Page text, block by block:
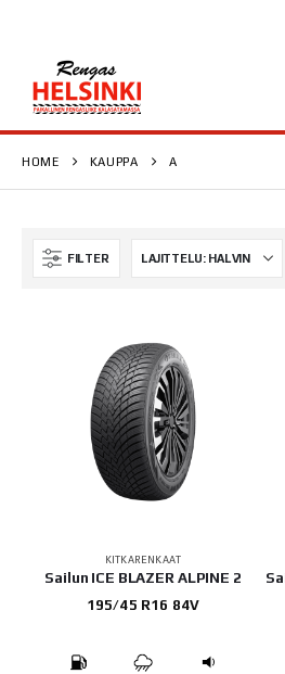
HOME KAUPPA A
FILTER
KITKARENKAAT
Sailun ICE BLAZER ALPINE 2
195/45 R16 84V